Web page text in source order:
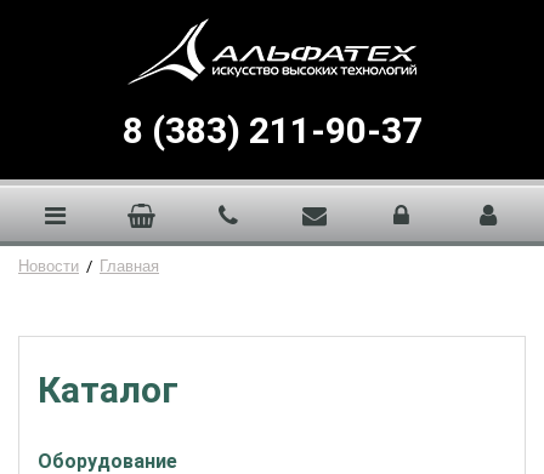
8 (383) 211-90-37
Новости / Главная
Каталог
Оборудование